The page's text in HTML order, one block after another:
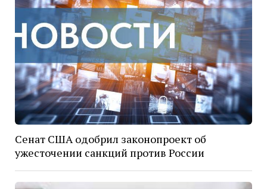
Сенат США одобрил законопроект об
ужесточении санкций против России